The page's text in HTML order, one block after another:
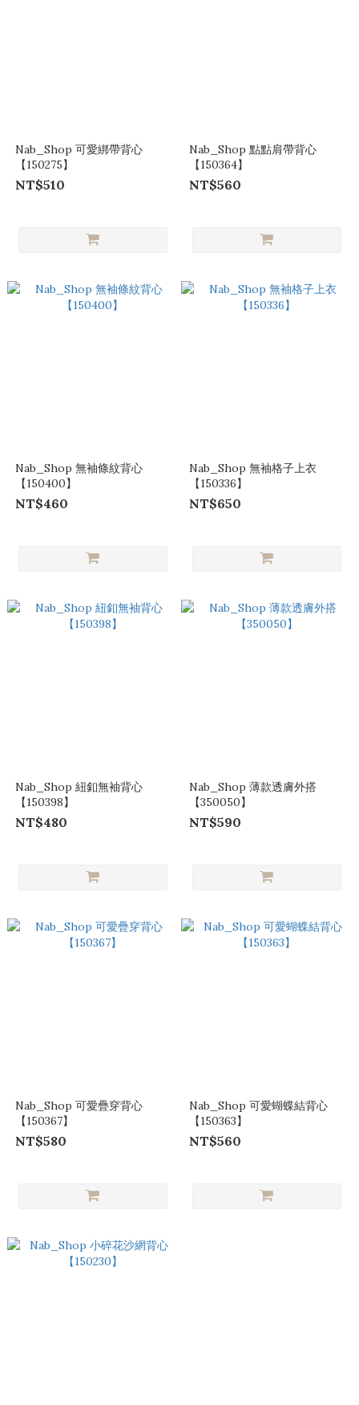
Nab_Shop 可愛綁帶背心
【150275】
NT$510
Nab_Shop 點點肩帶背心
【150364】
NT$560
Nab_Shop 無袖條紋背心
【150400】
NT$460
Nab_Shop 無袖格子上衣
【150336】
NT$650
Nab_Shop 紐釦無袖背心
【150398】
NT$480
Nab_Shop 薄款透膚外搭
【350050】
NT$590
Nab_Shop 可愛疊穿背心
【150367】
NT$580
Nab_Shop 可愛蝴蝶結背心
【150363】
NT$560